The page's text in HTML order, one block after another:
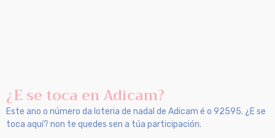
¿E se toca en Adicam?
Este ano o número da loteria de nadal de Adicam é o 92595. ¿E se
toca aquí? non te quedes sen a túa participación.